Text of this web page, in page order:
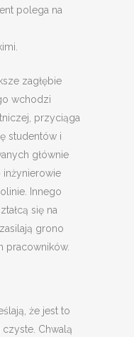
polega na
zagłębie
wchodzi
przyciąga
studentów i
głównie
inżynierowie
Innego
się na
grono
pracowników.
że jest to
Chwalą